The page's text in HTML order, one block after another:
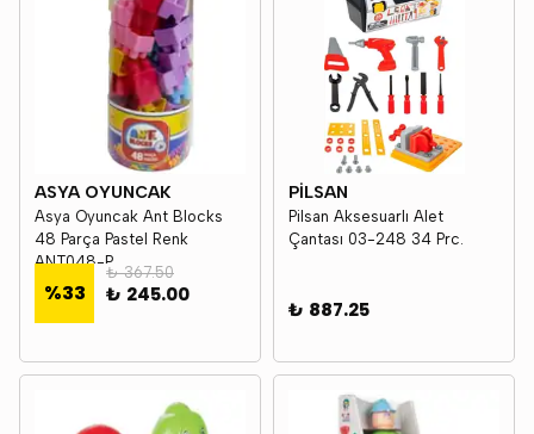
ASYA OYUNCAK
Asya Oyuncak Ant Blocks
48 Parça Pastel Renk
ANT048-P
%33
₺ 367.50
₺ 245.00
PİLSAN
Pilsan Aksesuarlı Alet
Çantası 03-248 34 Prc.
₺ 887.25